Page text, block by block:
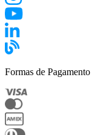
Formas de Pagamento